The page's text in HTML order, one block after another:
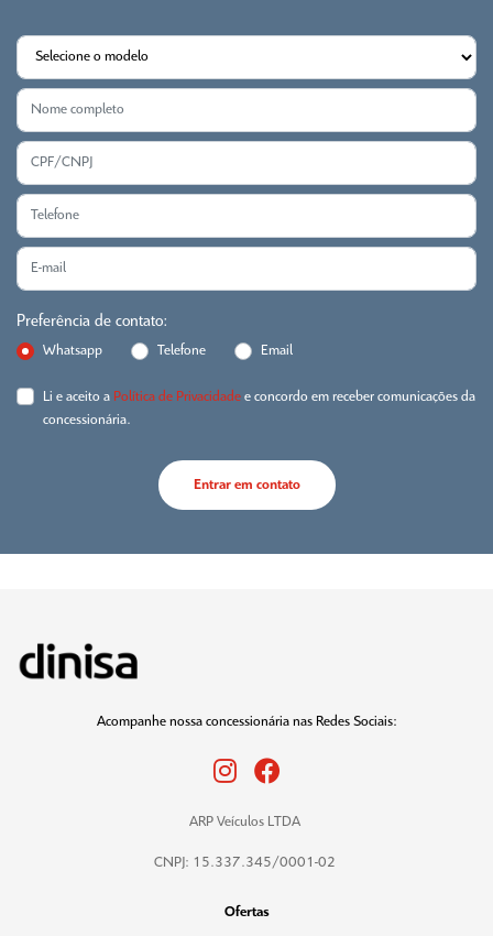
Preferência de contato:
Whatsapp Telefone Email
Li e aceito a Política de Privacidade e concordo em receber comunicações da
concessionária.
Entrar em contato
Acompanhe nossa concessionária nas Redes Sociais:
ARP Veículos LTDA
CNPJ: 15.337.345/0001-02
Ofertas